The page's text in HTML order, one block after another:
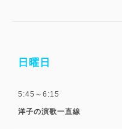
日曜日
5:45～6:15
洋子の演歌一直線